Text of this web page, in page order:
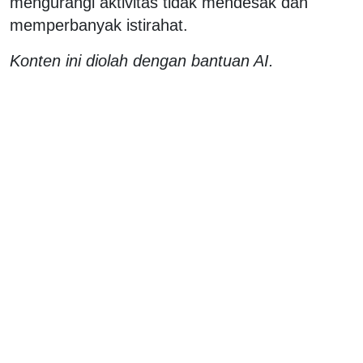
memperbanyak istirahat.
Konten ini diolah dengan bantuan AI.